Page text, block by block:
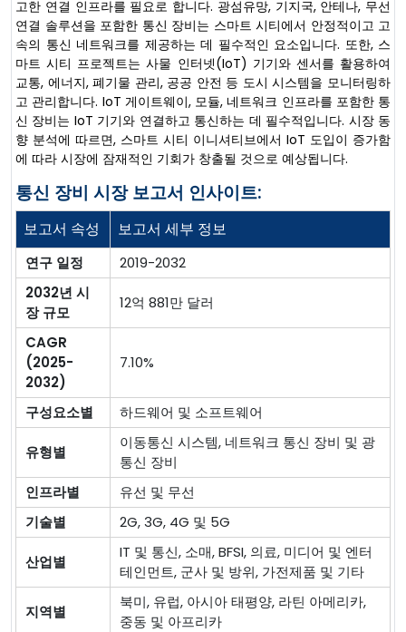
고한 연결 인프라를 필요로 합니다. 광섬유망, 기지국, 안테나, 무선
연결 솔루션을 포함한 통신 장비는 스마트 시티에서 안정적이고 고
속의 통신 네트워크를 제공하는 데 필수적인 요소입니다. 또한, 스
마트 시티 프로젝트는 사물 인터넷(IoT) 기기와 센서를 활용하여
교통, 에너지, 폐기물 관리, 공공 안전 등 도시 시스템을 모니터링하
고 관리합니다. IoT 게이트웨이, 모듈, 네트워크 인프라를 포함한 통
신 장비는 IoT 기기와 연결하고 통신하는 데 필수적입니다. 시장 동
향 분석에 따르면, 스마트 시티 이니셔티브에서 IoT 도입이 증가함
에 따라 시장에 잠재적인 기회가 창출될 것으로 예상됩니다.
통신 장비 시장 보고서 인사이트:
보고서 속성 보고서 세부 정보
연구 일정
2019-2032
2032년 시
장 규모
12억 881만 달러
CAGR
(2025-
2032)
7.10%
구성요소별 하드웨어 및 소프트웨어
유형별
이동통신 시스템, 네트워크 통신 장비 및 광
통신 장비
인프라별
유선 및 무선
기술별
2G, 3G, 4G 및 5G
산업별
IT 및 통신, 소매, BFSI, 의료, 미디어 및 엔터
테인먼트, 군사 및 방위, 가전제품 및 기타
지역별
북미, 유럽, 아시아 태평양, 라틴 아메리카,
중동 및 아프리카